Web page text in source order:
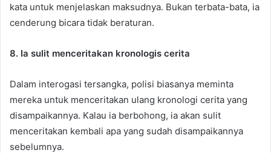
kata untuk menjelaskan maksudnya. Bukan terbata-bata, ia
cenderung bicara tidak beraturan.
8. Ia sulit menceritakan kronologis cerita
Dalam interogasi tersangka, polisi biasanya meminta
mereka untuk menceritakan ulang kronologi cerita yang
disampaikannya. Kalau ia berbohong, ia akan sulit
menceritakan kembali apa yang sudah disampaikannya
sebelumnya.